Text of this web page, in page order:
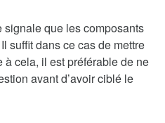
signale que les composants
suffit dans ce cas de mettre
à cela, il est préférable de ne
avant d’avoir ciblé le